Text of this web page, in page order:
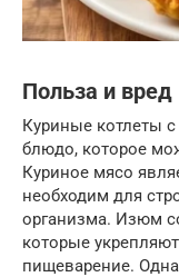
Польза и вред
Куриные котлеты
блюдо, которое
Куриное мясо
необходим для
организма. Изюм
которые
пищеварение.